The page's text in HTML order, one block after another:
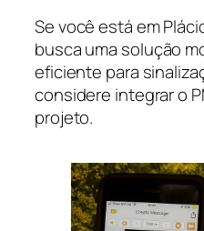
Se você está em
busca uma solução
eficiente para
considere integrar o
projeto.